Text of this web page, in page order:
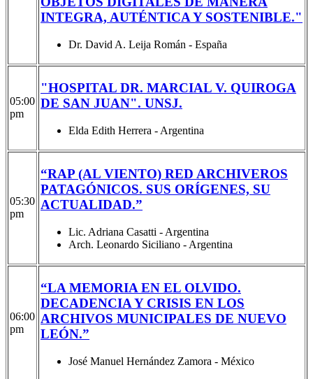
INTEGRA, AUTÉNTICA Y SOSTENIBLE."
Dr. David A. Leija Román - España
05:00
pm
"HOSPITAL DR. MARCIAL V. QUIROGA
DE SAN JUAN". UNSJ.
Elda Edith Herrera - Argentina
05:30
pm
“RAP (AL VIENTO) RED ARCHIVEROS
PATAGÓNICOS. SUS ORÍGENES, SU
ACTUALIDAD.”
Lic. Adriana Casatti - Argentina
Arch. Leonardo Siciliano - Argentina
06:00
pm
“LA MEMORIA EN EL OLVIDO.
DECADENCIA Y CRISIS EN LOS
ARCHIVOS MUNICIPALES DE NUEVO
LEÓN.”
José Manuel Hernández Zamora - México